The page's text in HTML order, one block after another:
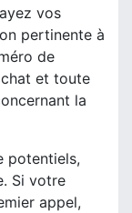
vos
pertinente à
de
et toute
la
potentiels,
Si votre
appel,